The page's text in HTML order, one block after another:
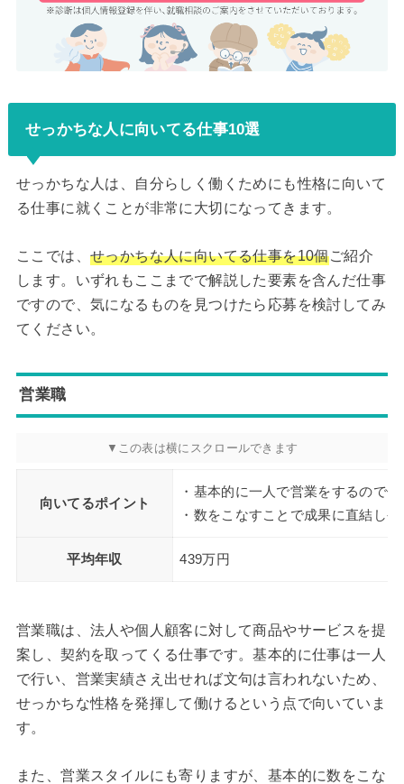
せっかちな人に向いてる仕事10選
せっかちな人は、自分らしく働くためにも性格に向いて
る仕事に就くことが非常に大切になってきます。
ここでは、 せっかちな人に向いてる仕事を10個ご紹介
します。いずれもここまでで解説した要素を含んだ仕事
ですので、気になるものを見つけたら応募を検討してみ
てください。
営業職
向いてるポイント
・基本的に一人で営業をするので
・数をこなすことで成果に直結しや
平均年収 439万円
営業職は、法人や個人顧客に対して商品やサービスを提
案し、契約を取ってくる仕事です。基本的に仕事は一人
で行い、営業実績さえ出せれば文句は言われないため、
せっかちな性格を発揮して働けるという点で向いていま
す。
また、営業スタイルにも寄りますが、基本的に数をこな